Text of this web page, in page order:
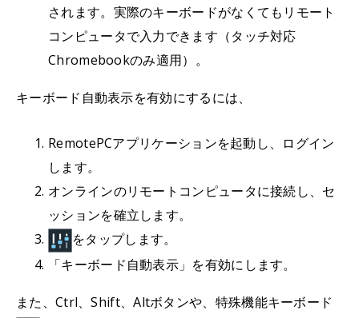
されます。実際のキーボードがなくてもリモート
コンピュータで入力できます（タッチ対応
Chromebookのみ適用）。
キーボード自動表示を有効にするには、
RemotePCアプリケーションを起動し、ログイン
します。
オンラインのリモートコンピュータに接続し、セ
ッションを確立します。
をタップします。
「キーボード自動表示」を有効にします。
また、Ctrl、Shift、Altボタンや、特殊機能キーボード